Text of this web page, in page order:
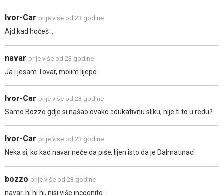
Ivor-Car prije više od 23 godine
Ajd kad hoćeš ...
navar prije više od 23 godine
Ja i jesam Tovar, molim lijepo
Ivor-Car prije više od 23 godine
Samo Bozzo gdje si našao ovako edukativnu sliku, nije ti to u redu?
Ivor-Car prije više od 23 godine
Neka si, ko kad navar neće da piše, lijen isto da je Dalmatinac!
bozzo prije više od 23 godine
navar, hi hi hi, nisi više incognito...